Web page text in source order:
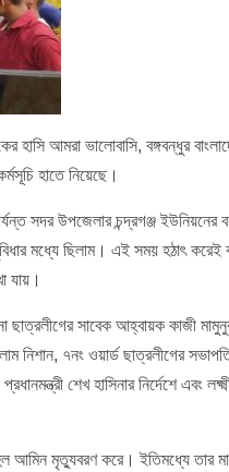
হাসি আমরা ভালোবাসি, বঙ্গবন্ধুর
হাতে নিয়েছে।
সদর উপজেলার চন্দ্রগঞ্জ
মধ্যে ছিলাম। এই সময় হঠাৎ
যায়।
ছাত্রলীগের সাবেক আহ্বায়ক কাজী
নিশান, ৭নং ওয়ার্ড ছাত্রলীগের
শেখ হাসিনার নির্দেশে এবং
আমিন মৃত্যুবরণ করে। ইতিমধ্যে তার